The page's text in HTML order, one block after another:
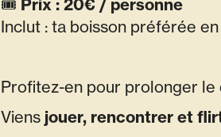
🎟️ Prix : 20€ / personne
Inclut : ta boisson préférée
Profitez-en pour prolonger le
Viens jouer, rencontrer et